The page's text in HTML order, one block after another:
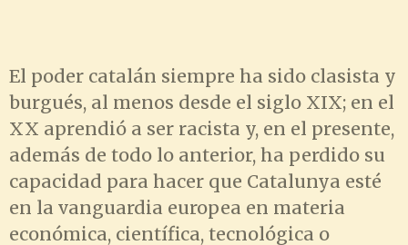
El poder catalán siempre ha sido clasista y
burgués, al menos desde el siglo XIX; en el
XX aprendió a ser racista y, en el presente,
además de todo lo anterior, ha perdido su
capacidad para hacer que Catalunya esté
en la vanguardia europea en materia
económica, científica, tecnológica o